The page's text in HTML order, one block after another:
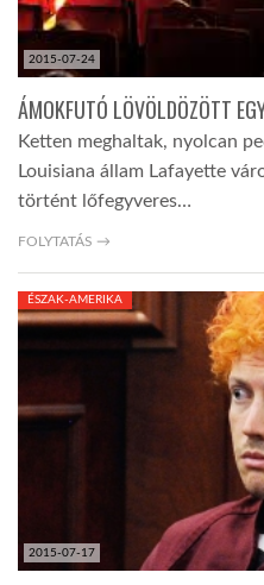
2015-07-24
ÁMOKFUTÓ LÖVÖLDÖZÖTT
Ketten meghaltak, nyolcan
Louisiana állam Lafayette
történt lőfegyveres…
FOLYTATÁS →
2015-07-17
ÉSZAK-AMERIKA